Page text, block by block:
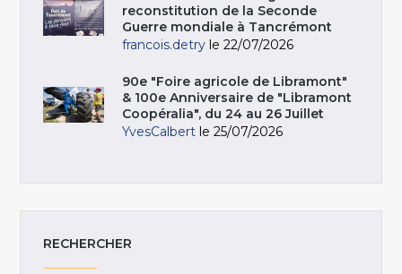
reconstitution de la Seconde
Guerre mondiale à Tancrémont
francois.detry le 22/07/2026
90e "Foire agricole de Libramont"
& 100e Anniversaire de "Libramont
Coopéralia", du 24 au 26 Juillet
YvesCalbert le 25/07/2026
RECHERCHER